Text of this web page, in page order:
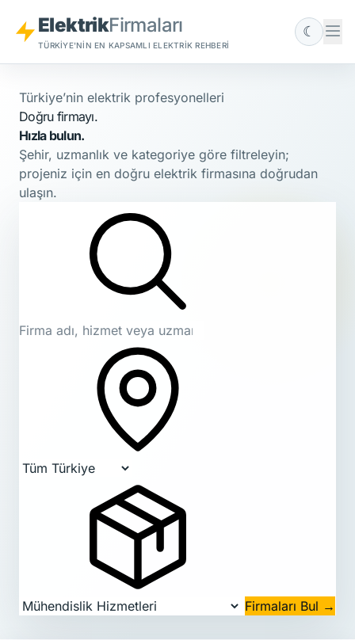
ElektrikFirmaları
TÜRKIYE'NIN EN KAPSAMLI ELEKTRIK REHBERI
☾
Türkiye’nin elektrik profesyonelleri
Doğru firmayı.
Hızla bulun.
Şehir, uzmanlık ve kategoriye göre filtreleyin;
projeniz için en doğru elektrik firmasına doğrudan
ulaşın.
Firmaları Bul →